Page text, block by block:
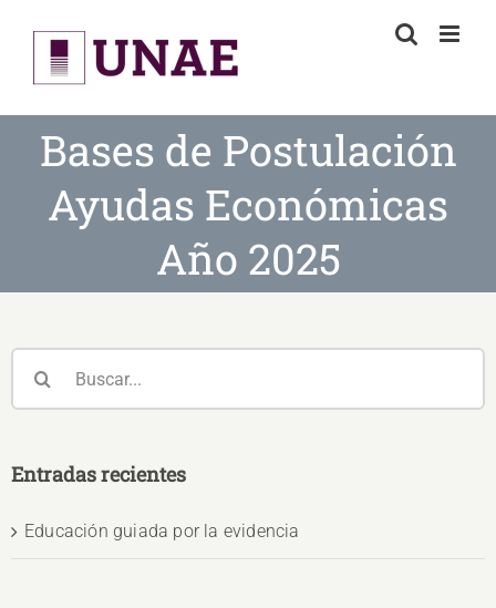
content
Bases de Postulación
Ayudas Económicas
Año 2025
Entradas recientes
Educación guiada por la evidencia